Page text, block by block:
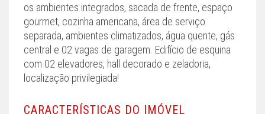
os ambientes integrados, sacada de frente, espaço
gourmet, cozinha americana, área de serviço
separada, ambientes climatizados, água quente, gás
central e 02 vagas de garagem. Edifício de esquina
com 02 elevadores, hall decorado e zeladoria,
localização privilegiada!
CARACTERÍSTICAS DO IMÓVEL